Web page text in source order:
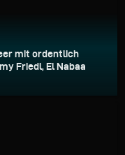
mit ordentlich
Friedl, El Nabaa